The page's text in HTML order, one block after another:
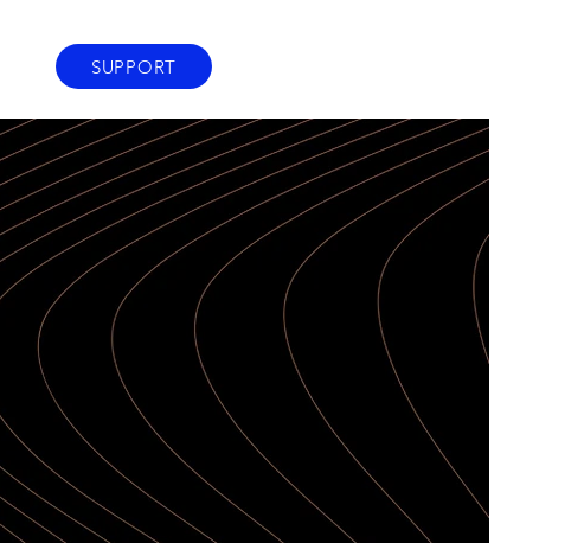
SUPPORT